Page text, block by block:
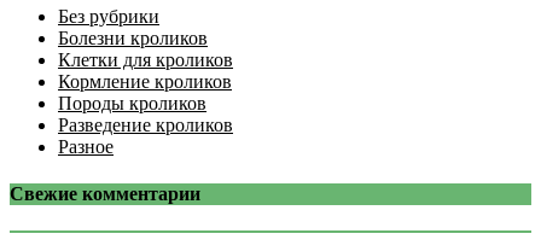
Без рубрики
Болезни кроликов
Клетки для кроликов
Кормление кроликов
Породы кроликов
Разведение кроликов
Разное
Свежие комментарии